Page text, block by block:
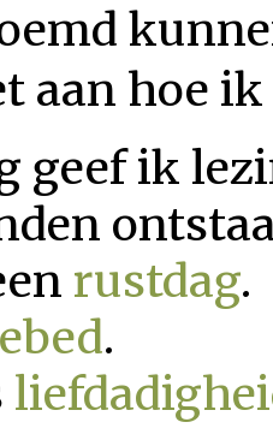
aan hoe ik
geef ik
rustdag.
.